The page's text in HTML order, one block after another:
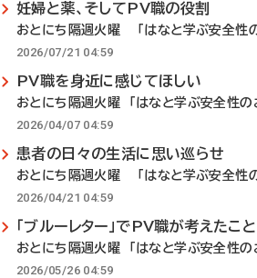
妊婦と薬、そしてPV職の役割
おとにち隔週火曜 「はなと学ぶ安全性の
2026/07/21 04:59
PV職を身近に感じてほしい
おとにち隔週火曜 「はなと学ぶ安全性の
2026/04/07 04:59
患者の日々の生活に思い巡らせ
おとにち隔週火曜 「はなと学ぶ安全性の
2026/04/21 04:59
「ブルーレター」でPV職が考えたこと
おとにち隔週火曜 「はなと学ぶ安全性のお
2026/05/26 04:59